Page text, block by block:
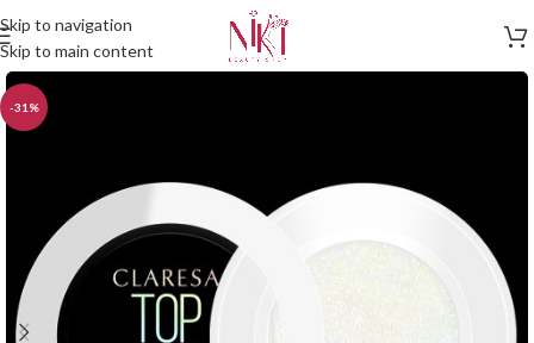
Skip to navigation
Skip to main content
-31%